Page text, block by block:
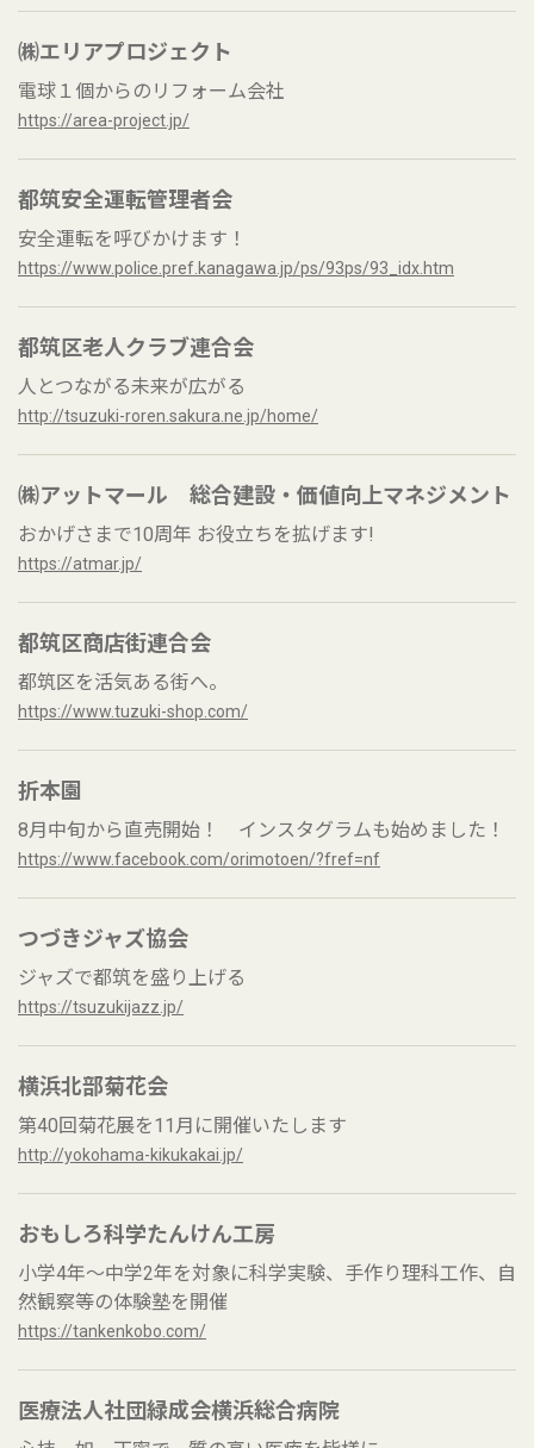
㈱エリアプロジェクト
電球１個からのリフォーム会社
https://area-project.jp/
都筑安全運転管理者会
安全運転を呼びかけます！
https://www.police.pref.kanagawa.jp/ps/93ps/93_idx.htm
都筑区老人クラブ連合会
人とつながる未来が広がる
http://tsuzuki-roren.sakura.ne.jp/home/
㈱アットマール 総合建設・価値向上マネジメント
おかげさまで10周年 お役立ちを拡げます!
https://atmar.jp/
都筑区商店街連合会
都筑区を活気ある街へ。
https://www.tuzuki-shop.com/
折本園
8月中旬から直売開始！ インスタグラムも始めました！
https://www.facebook.com/orimotoen/?fref=nf
つづきジャズ協会
ジャズで都筑を盛り上げる
https://tsuzukijazz.jp/
横浜北部菊花会
第40回菊花展を11月に開催いたします
http://yokohama-kikukakai.jp/
おもしろ科学たんけん工房
小学4年～中学2年を対象に科学実験、手作り理科工作、自
然観察等の体験塾を開催
https://tankenkobo.com/
医療法人社団緑成会横浜総合病院